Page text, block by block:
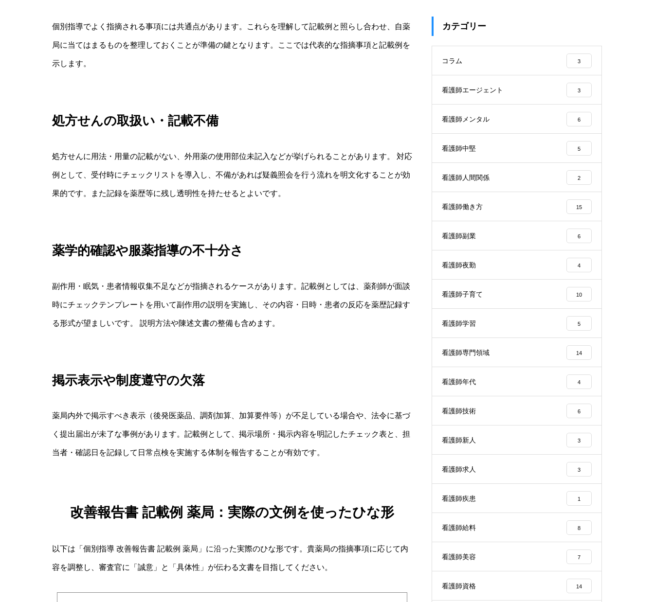
個別指導でよく指摘される事項には共通点があります。これらを理解して記載例と照らし合わせ、自薬
局に当てはまるものを整理しておくことが準備の鍵となります。ここでは代表的な指摘事項と記載例を
示します。
処方せんの取扱い・記載不備
処方せんに用法・用量の記載がない、外用薬の使用部位未記入などが挙げられることがあります。 対応
例として、受付時にチェックリストを導入し、不備があれば疑義照会を行う流れを明文化することが効
果的です。また記録を薬歴等に残し透明性を持たせるとよいです。
薬学的確認や服薬指導の不十分さ
副作用・眠気・患者情報収集不足などが指摘されるケースがあります。記載例としては、薬剤師が面談
時にチェックテンプレートを用いて副作用の説明を実施し、その内容・日時・患者の反応を薬歴記録す
る形式が望ましいです。 説明方法や陳述文書の整備も含めます。
掲示表示や制度遵守の欠落
薬局内外で掲示すべき表示（後発医薬品、調剤加算、加算要件等）が不足している場合や、法令に基づ
く提出届出が未了な事例があります。記載例として、掲示場所・掲示内容を明記したチェック表と、担
当者・確認日を記録して日常点検を実施する体制を報告することが有効です。
改善報告書 記載例 薬局：実際の文例を使ったひな形
以下は「個別指導 改善報告書 記載例 薬局」に沿った実際のひな形です。貴薬局の指摘事項に応じて内
容を調整し、審査官に「誠意」と「具体性」が伝わる文書を目指してください。
カテゴリー
コラム 3
看護師エージェント 3
看護師メンタル 6
看護師中堅 5
看護師人間関係 2
看護師働き方 15
看護師副業 6
看護師夜勤 4
看護師子育て 10
看護師学習 5
看護師専門領域 14
看護師年代 4
看護師技術 6
看護師新人 3
看護師求人 3
看護師疾患 1
看護師給料 8
看護師美容 7
看護師資格 14